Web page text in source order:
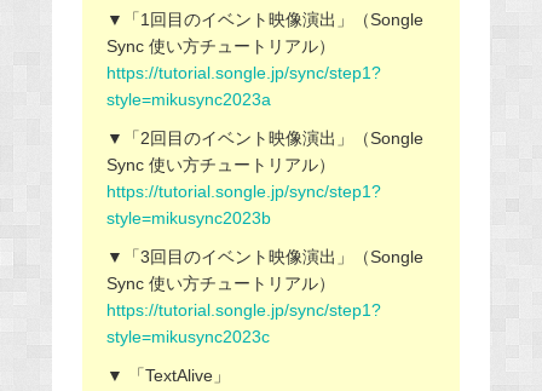
▼「1回目のイベント映像演出」（Songle
Sync 使い方チュートリアル）
https://tutorial.songle.jp/sync/step1?
style=mikusync2023a
▼「2回目のイベント映像演出」（Songle
Sync 使い方チュートリアル）
https://tutorial.songle.jp/sync/step1?
style=mikusync2023b
▼「3回目のイベント映像演出」（Songle
Sync 使い方チュートリアル）
https://tutorial.songle.jp/sync/step1?
style=mikusync2023c
▼ 「TextAlive」